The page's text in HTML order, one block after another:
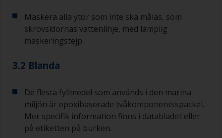
Maskera alla ytor som inte ska målas, som
skrovsidornas vattenlinje, med lämplig
maskeringstejp.
3.2 Blanda
De flesta fyllmedel som används i den marina
miljön är epoxibaserade tvåkomponentsspackel.
Mer specifik information finns i databladet eller
på etiketten på burken.